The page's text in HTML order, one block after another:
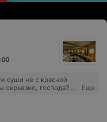
суши не с красной
серьезно, господа?
Еще